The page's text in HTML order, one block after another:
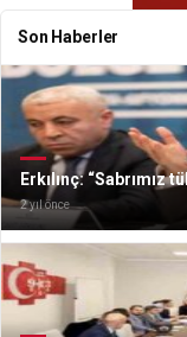
Son Haberler
Erkılınç: “Sabrımız
2 yıl önce